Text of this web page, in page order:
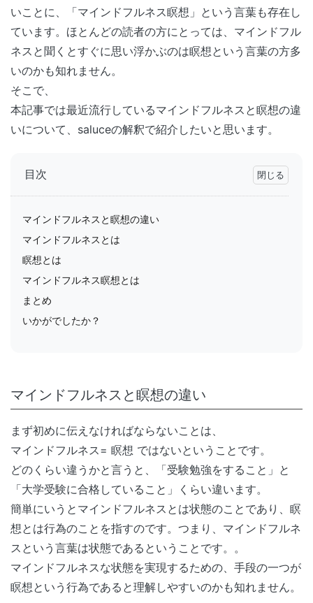
いことに、「マインドフルネス瞑想」という言葉も存在し
ています。ほとんどの読者の方にとっては、マインドフル
ネスと聞くとすぐに思い浮かぶのは瞑想という言葉の方多
いのかも知れません。
そこで、
本記事では最近流行しているマインドフルネスと瞑想の違
いについて、saluceの解釈で紹介したいと思います。
目次
マインドフルネスと瞑想の違い
マインドフルネスとは
瞑想とは
マインドフルネス瞑想とは
まとめ
いかがでしたか？
マインドフルネスと瞑想の違い
まず初めに伝えなければならないことは、
マインドフルネス= 瞑想 ではないということです。
どのくらい違うかと言うと、「受験勉強をすること」と
「大学受験に合格していること」くらい違います。
簡単にいうとマインドフルネスとは状態のことであり、瞑
想とは行為のことを指すのです。つまり、マインドフルネ
スという言葉は状態であるということです。。
マインドフルネスな状態を実現するための、手段の一つが
瞑想という行為であると理解しやすいのかも知れません。